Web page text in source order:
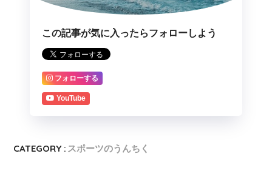
この記事が気に入ったらフォローしよう
フォローする
YouTube
CATEGORY : スポーツのうんちく